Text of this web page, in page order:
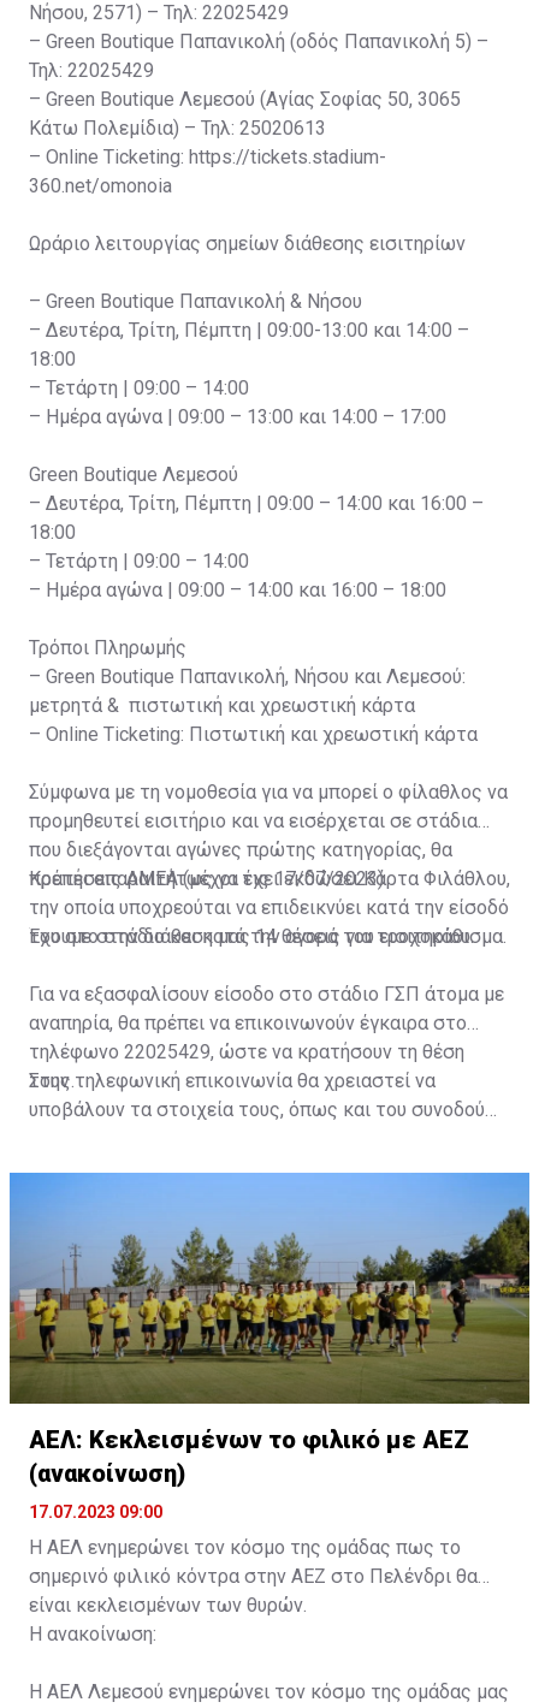
Νήσου, 2571) – Τηλ: 22025429
– Green Boutique Παπανικολή (οδός Παπανικολή 5) –
Τηλ: 22025429
– Green Boutique Λεμεσού (Αγίας Σοφίας 50, 3065
Κάτω Πολεμίδια) – Τηλ: 25020613
– Online Ticketing: https://tickets.stadium-
360.net/omonoia
Ωράριο λειτουργίας σημείων διάθεσης εισιτηρίων
– Green Boutique Παπανικολή & Νήσου
– Δευτέρα, Τρίτη, Πέμπτη | 09:00-13:00 και 14:00 –
18:00
– Τετάρτη | 09:00 – 14:00
– Ημέρα αγώνα | 09:00 – 13:00 και 14:00 – 17:00
Green Boutique Λεμεσού
– Δευτέρα, Τρίτη, Πέμπτη | 09:00 – 14:00 και 16:00 –
18:00
– Τετάρτη | 09:00 – 14:00
– Ημέρα αγώνα | 09:00 – 14:00 και 16:00 – 18:00
Τρόποι Πληρωμής
– Green Boutique Παπανικολή, Νήσου και Λεμεσού:
μετρητά & πιστωτική και χρεωστική κάρτα
– Online Ticketing: Πιστωτική και χρεωστική κάρτα
Σύμφωνα με τη νομοθεσία για να μπορεί ο φίλαθλος να
προμηθευτεί εισιτήριο και να εισέρχεται σε στάδια
που διεξάγονται αγώνες πρώτης κατηγορίας, θα
πρέπει απαραιτήτως να έχει εκδώσει Κάρτα Φιλάθλου,
την οποία υποχρεούται να επιδεικνύει κατά την είσοδό
του στο στάδιο και κατά την αγορά του εισιτηρίου.
Κρατήσεις ΑΜΕΑ (μέχρι τις 17/07/2023)
Έχουμε στην διάθεση μας 14 θέσεις για τροχοκάθισμα.
Για να εξασφαλίσουν είσοδο στο στάδιο ΓΣΠ άτομα με
αναπηρία, θα πρέπει να επικοινωνούν έγκαιρα στο
τηλέφωνο 22025429, ώστε να κρατήσουν τη θέση
τους.
Στην τηλεφωνική επικοινωνία θα χρειαστεί να
υποβάλουν τα στοιχεία τους, όπως και του συνοδού
ονοματεπώνυμο, αριθμός πινακίδας αυτοκινήτου,
ΑΕΛ: Κεκλεισμένων το φιλικό με ΑΕΖ
(ανακοίνωση)
17.07.2023 09:00
Η ΑΕΛ ενημερώνει τον κόσμο της ομάδας πως το
σημερινό φιλικό κόντρα στην ΑΕΖ στο Πελένδρι θα
είναι κεκλεισμένων των θυρών.
Η ανακοίνωση:
Η ΑΕΛ Λεμεσού ενημερώνει τον κόσμο της ομάδας μας